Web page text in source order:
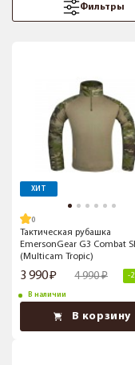
Фильтры
ХИТ
Тактическая рубашка
EmersonGear G3 Combat
(Multicam Tropic)
3 990 4 990 -
В наличии
В корзину